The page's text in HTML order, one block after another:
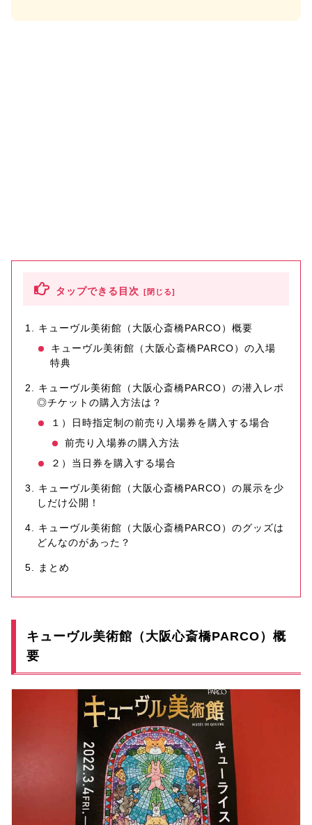
タップできる目次
キューヴル美術館（大阪心斎橋PARCO）概要
キューヴル美術館（大阪心斎橋PARCO）の入場
特典
キューヴル美術館（大阪心斎橋PARCO）の潜入レポ
◎チケットの購入方法は？
１）日時指定制の前売り入場券を購入する場合
前売り入場券の購入方法
２）当日券を購入する場合
キューヴル美術館（大阪心斎橋PARCO）の展示を少
しだけ公開！
キューヴル美術館（大阪心斎橋PARCO）のグッズは
どんなのがあった？
まとめ
キューヴル美術館（大阪心斎橋PARCO）概
要